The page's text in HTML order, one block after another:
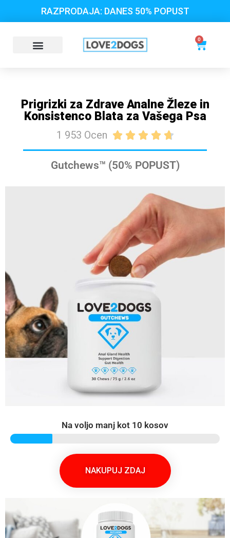
RAZPRODAJA: DANES 50% POPUST
0
Prigrizki za Zdrave Analne Žleze in
Konsistenco Blata za Vašega Psa
1 953 Ocen     
Gutchews™ (50% POPUST)
Na voljo manj kot 10 kosov
NAKUPUJ ZDAJ